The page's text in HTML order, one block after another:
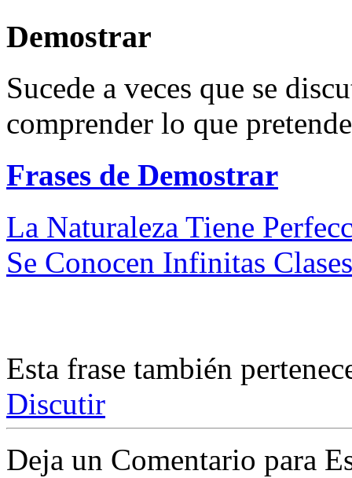
Demostrar
Sucede a veces que se
comprender lo que
Frases de Demostrar
La Naturaleza Tiene
Se Conocen Infinitas
Esta frase también
Discutir
Deja un Comentario para